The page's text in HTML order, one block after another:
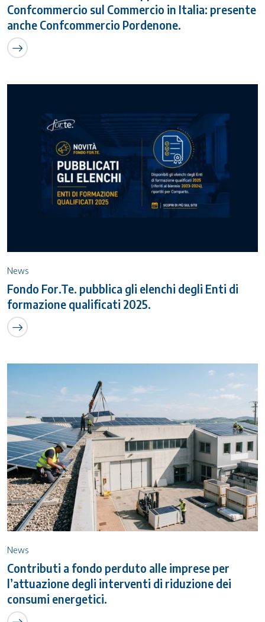
Confcommercio sul Commercio in Italia: presente
anche Confcommercio Pordenone.
News
Fondo For.Te. pubblica gli elenchi degli Enti di
formazione qualificati 2025.
News
Contributi a fondo perduto alle imprese per
l’attuazione degli interventi di riduzione dei
consumi energetici.